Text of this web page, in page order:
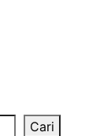
Cari